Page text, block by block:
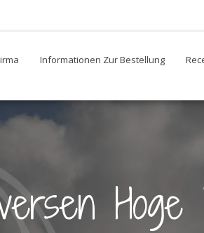
Informationen Zur Bestellung